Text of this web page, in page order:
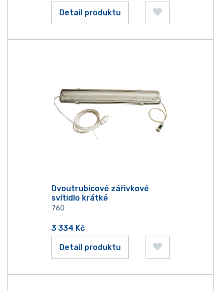
Detail produktu
Dvoutrubicové zářivkové
svítidlo krátké
760
3 334 Kč
Detail produktu